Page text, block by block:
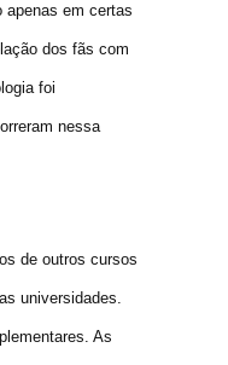
apenas em certas
dos fãs com
foi
nessa
de outros cursos
universidades.
As